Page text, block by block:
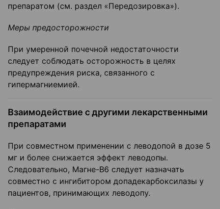
препаратом (см. раздел «Передозировка»).
Меры предосторожности
При умеренной почечной недостаточности
следует соблюдать осторожность в целях
предупреждения риска, связанного с
гипермагниемией.
Взаимодействие с другими лекарственными
препаратами
При совместном применении с леводопой в дозе 5
мг и более снижается эффект леводопы.
Следовательно, Магне-В6 следует назначать
совместно с ингибитором допадекарбоксилазы у
пациентов, принимающих леводопу.